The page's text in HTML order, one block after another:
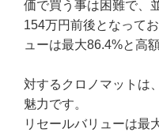
価で買う事は困難で、
154万円前後となって
ューは最大86.4%と高額
対するクロノマットは
魅力です。
リセールバリューは最